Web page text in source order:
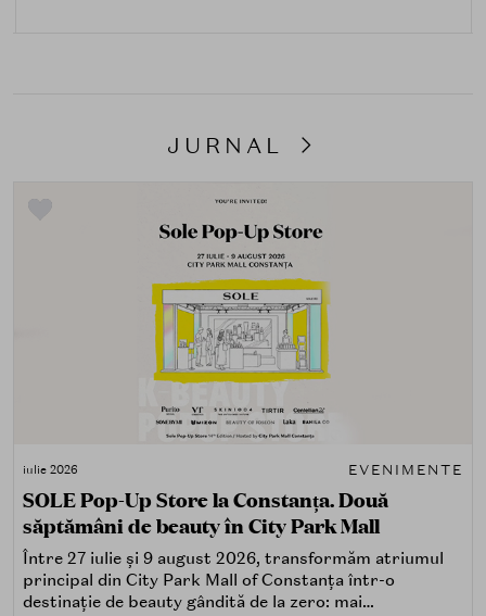
JURNAL
iulie 2026 EVENIMENTE
SOLE Pop-Up Store la Constanța. Două
săptămâni de beauty în City Park Mall
Între 27 iulie și 9 august 2026, transformăm atriumul
principal din City Park Mall of Constanța într-o
destinație de beauty gândită de la zero: mai